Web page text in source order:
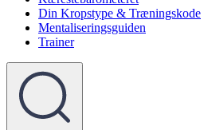
Din Kropstype & Træningskode
Mentaliseringsguiden
Trainer